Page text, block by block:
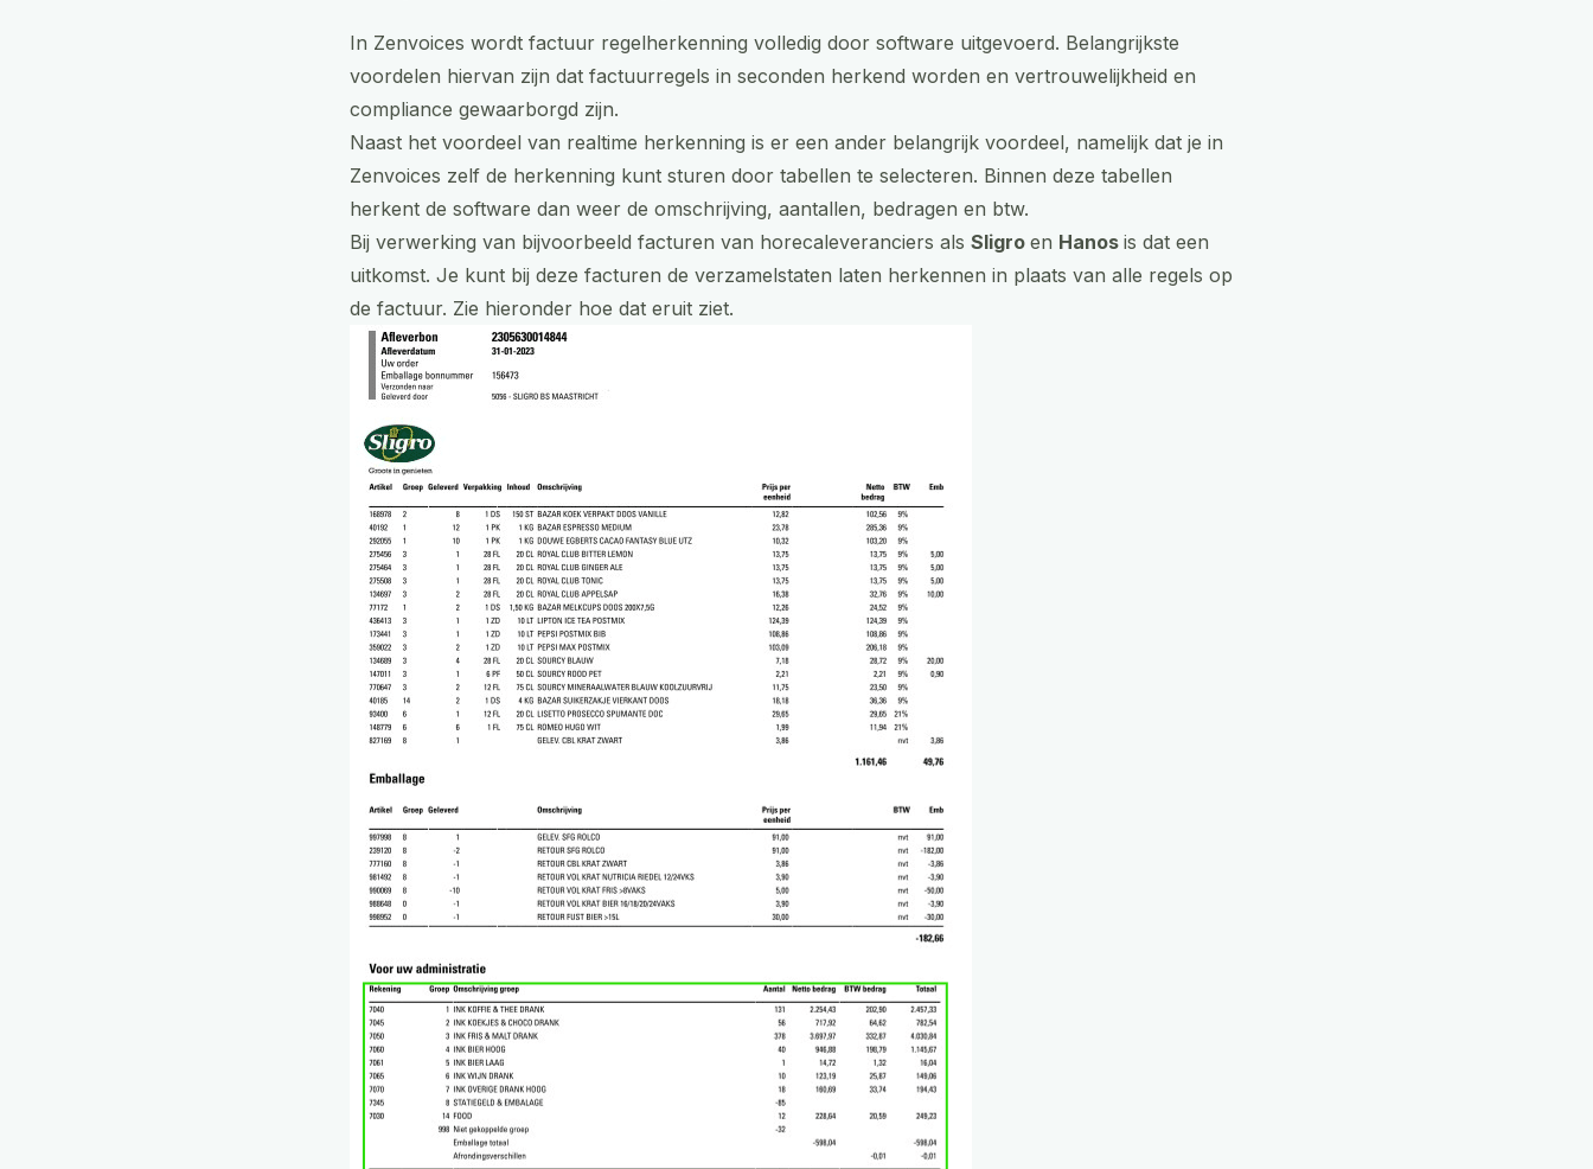
In Zenvoices wordt factuur regelherkenning volledig door software uitgevoerd. Belangrijkste
voordelen hiervan zijn dat factuurregels in seconden herkend worden en vertrouwelijkheid en
compliance gewaarborgd zijn.
Naast het voordeel van realtime herkenning is er een ander belangrijk voordeel, namelijk dat je in
Zenvoices zelf de herkenning kunt sturen door tabellen te selecteren. Binnen deze tabellen
herkent de software dan weer de omschrijving, aantallen, bedragen en btw.
Bij verwerking van bijvoorbeeld facturen van horecaleveranciers alsSligroen Hanosis dat een
uitkomst. Je kunt bij deze facturen de verzamelstaten laten herkennen in plaats van alle regels op
de factuur. Zie hieronder hoe dat eruit ziet.